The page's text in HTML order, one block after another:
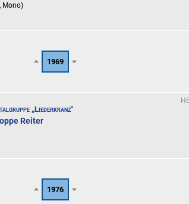
, Mono)
1969
„Liederkranz"
Reiter
1976